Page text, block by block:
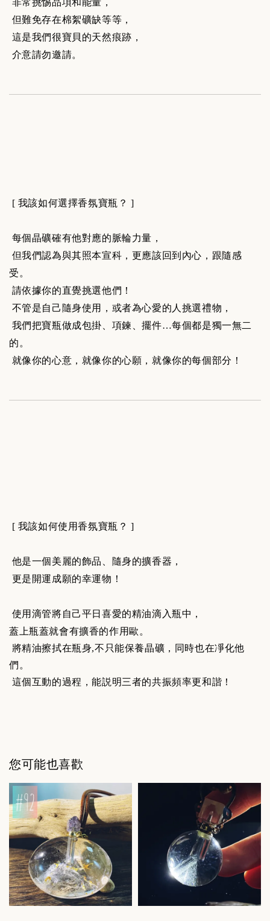
但難免存在棉絮礦缺等等，
這是我們很寶貝的天然痕跡，
介意請勿邀請。
[ 我該如何選擇香氛寶瓶？ ]
每個晶礦確有他對應的脈輪力量，
但我們認為與其照本宣科，更應該回到內心，跟隨感
受。
請依據你的直覺挑選他們！
不管是自己隨身使用，或者為心愛的人挑選禮物，
我們把寶瓶做成包掛、項鍊、擺件…每個都是獨一無二
的。
就像你的心意，就像你的心願，就像你的每個部分！
[ 我該如何使用香氛寶瓶？ ]
他是一個美麗的飾品、隨身的擴香器，
更是開運成願的幸運物！
使用滴管將自己平日喜愛的精油滴入瓶中，
蓋上瓶蓋就會有擴香的作用歐。
將精油擦拭在瓶身,不只能保養晶礦，同時也在凈化他
們。
這個互動的過程，能説明三者的共振頻率更和諧！
您可能也喜歡